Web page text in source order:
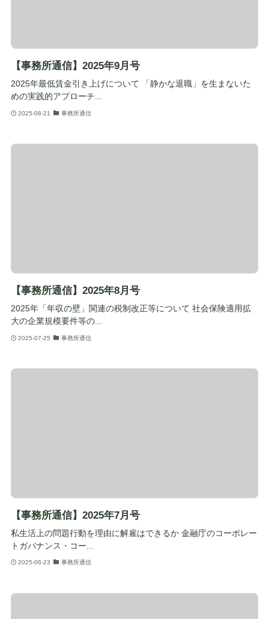
【事務所通信】2025年9月号
2025年最低賃金引き上げについて 「静かな退職」を生まないた
めの実践的アプローチ...
2025-08-21 事務所通信
【事務所通信】2025年8月号
2025年「年収の壁」関連の税制改正等について 社会保険適用拡
大の企業規模要件等の...
2025-07-25 事務所通信
【事務所通信】2025年7月号
私生活上の問題行動を理由に解雇はできるか 金融庁のコーポレー
トガバナンス・コー...
2025-06-23 事務所通信